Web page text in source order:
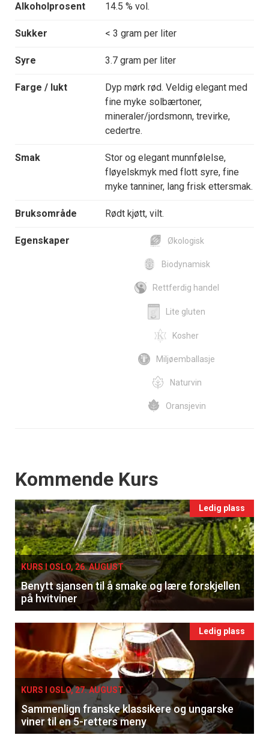
Alkoholprosent 14.5 % vol.
Sukker < 3 gram per liter
Syre 3.7 gram per liter
Farge / lukt
Dyp mørk rød. Veldig elegant med
fine myke solbærtoner,
mineraler/jordsmonn, trevirke,
cedertre.
Smak
Stor og elegant munnfølelse,
fløyelskmyk med flott syre, fine
myke tanniner, lang frisk ettersmak.
Bruksområde Rødt kjøtt, vilt.
Egenskaper Økologisk
Biodynamisk
Rettferdig handel
Lite gluten
Kosher
Miljøemballasje
Naturvin
Oransjevin
Events
Kommende Kurs
Ledig plass
KURS I OSLO, 26. AUGUST
Benytt sjansen til å smake og lære forskjellen
på hvitviner
Ledig plass
KURS I OSLO, 27. AUGUST
Sammenlign franske klassikere og ungarske
viner til en 5-retters meny